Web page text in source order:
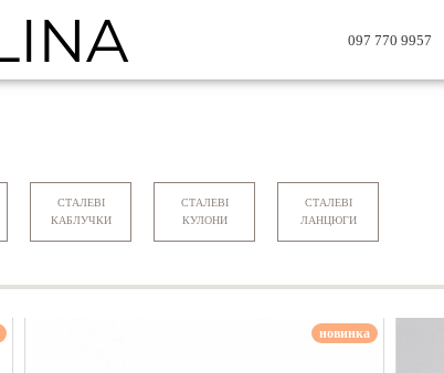
097 770 9957
СТАЛЕВІ
КАБЛУЧКИ
СТАЛЕВІ
КУЛОНИ
СТАЛЕВІ
ЛАНЦЮГИ
новинка